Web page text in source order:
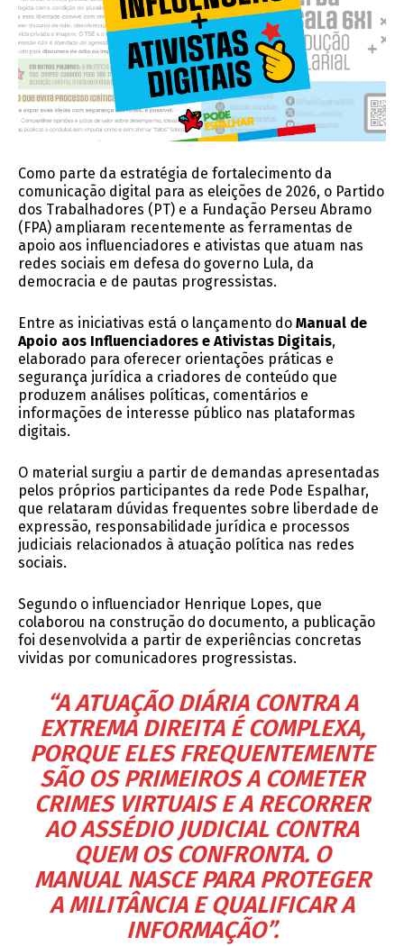
Como parte da estratégia de fortalecimento da
comunicação digital para as eleições de 2026, o Partido
dos Trabalhadores (PT) e a Fundação Perseu Abramo
(FPA) ampliaram recentemente as ferramentas de
apoio aos influenciadores e ativistas que atuam nas
redes sociais em defesa do governo Lula, da
democracia e de pautas progressistas.
Entre as iniciativas está o lançamento do Manual de
Apoio aos Influenciadores e Ativistas Digitais,
elaborado para oferecer orientações práticas e
segurança jurídica a criadores de conteúdo que
produzem análises políticas, comentários e
informações de interesse público nas plataformas
digitais.
O material surgiu a partir de demandas apresentadas
pelos próprios participantes da rede Pode Espalhar,
que relataram dúvidas frequentes sobre liberdade de
expressão, responsabilidade jurídica e processos
judiciais relacionados à atuação política nas redes
sociais.
Segundo o influenciador Henrique Lopes, que
colaborou na construção do documento, a publicação
foi desenvolvida a partir de experiências concretas
vividas por comunicadores progressistas.
“A ATUAÇÃO DIÁRIA CONTRA A
EXTREMA DIREITA É COMPLEXA,
PORQUE ELES FREQUENTEMENTE
SÃO OS PRIMEIROS A COMETER
CRIMES VIRTUAIS E A RECORRER
AO ASSÉDIO JUDICIAL CONTRA
QUEM OS CONFRONTA. O
MANUAL NASCE PARA PROTEGER
A MILITÂNCIA E QUALIFICAR A
INFORMAÇÃO”.